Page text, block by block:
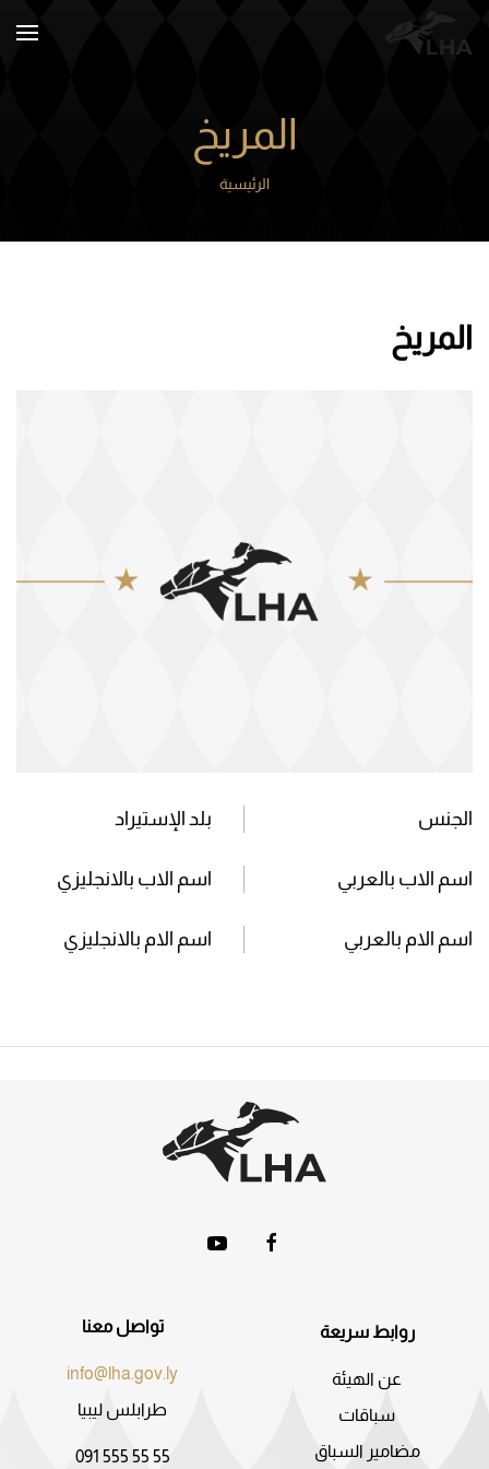
المريخ
الرئيسية
المريخ
الجنس بلد الإستيراد
اسم الاب بالعربي اسم الاب بالانجليزي
اسم الام بالعربي اسم الام بالانجليزي
روابط سريعة
عن الهيئة
سباقات
مضامير السباق
تواصل معنا
info@lha.gov.ly
طرابلس ليبيا
091 555 55 55